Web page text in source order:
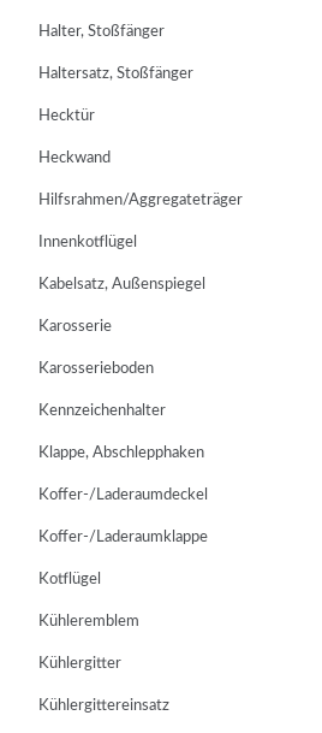
Halter, Stoßfänger
Haltersatz, Stoßfänger
Hecktür
Heckwand
Hilfsrahmen/Aggregateträger
Innenkotflügel
Kabelsatz, Außenspiegel
Karosserie
Karosserieboden
Kennzeichenhalter
Klappe, Abschlepphaken
Koffer-/Laderaumdeckel
Koffer-/Laderaumklappe
Kotflügel
Kühleremblem
Kühlergitter
Kühlergittereinsatz